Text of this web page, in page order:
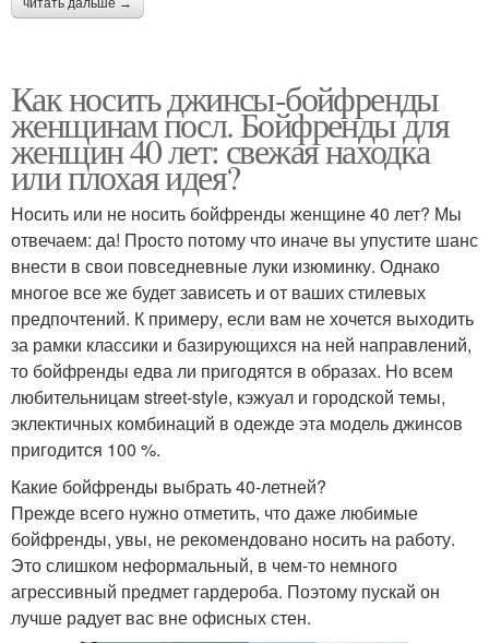
читать дальше →
Как носить джинсы-бойфренды
женщинам посл. Бойфренды для
женщин 40 лет: свежая находка
или плохая идея?
Носить или не носить бойфренды женщине 40 лет? Мы
отвечаем: да! Просто потому что иначе вы упустите шанс
внести в свои повседневные луки изюминку. Однако
многое все же будет зависеть и от ваших стилевых
предпочтений. К примеру, если вам не хочется выходить
за рамки классики и базирующихся на ней направлений,
то бойфренды едва ли пригодятся в образах. Но всем
любительницам street-style, кэжуал и городской темы,
эклектичных комбинаций в одежде эта модель джинсов
пригодится 100 %.
Какие бойфренды выбрать 40-летней?
Прежде всего нужно отметить, что даже любимые
бойфренды, увы, не рекомендовано носить на работу.
Это слишком неформальный, в чем-то немного
агрессивный предмет гардероба. Поэтому пускай он
лучше радует вас вне офисных стен.